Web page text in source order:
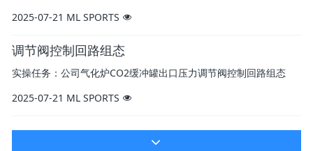
2025-07-21 ML SPORTS
调节阀控制回路组态
实操任务：公司气化炉CO2缓冲罐出口压力调节阀控制回路组态
2025-07-21 ML SPORTS